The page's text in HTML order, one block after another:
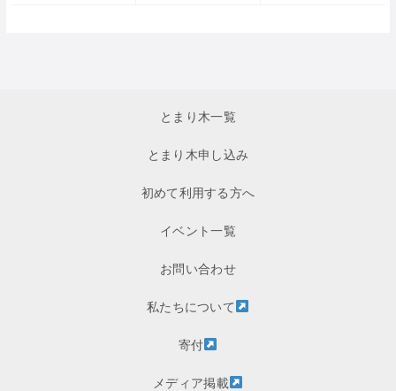
とまり木一覧
とまり木申し込み
初めて利用する方へ
イベント一覧
お問い合わせ
私たちについて
寄付
メディア掲載